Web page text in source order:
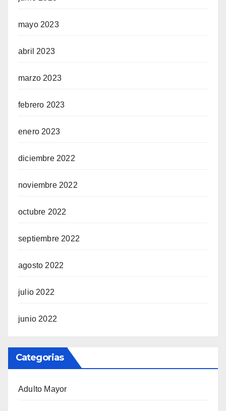
mayo 2023
abril 2023
marzo 2023
febrero 2023
enero 2023
diciembre 2022
noviembre 2022
octubre 2022
septiembre 2022
agosto 2022
julio 2022
junio 2022
Categorias
Adulto Mayor